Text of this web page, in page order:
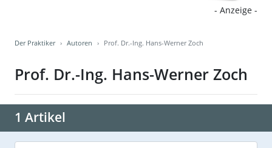
- Anzeige -
Der Praktiker Autoren Prof. Dr.-Ing. Hans-Werner Zoch
Prof. Dr.-Ing. Hans-Werner Zoch
1 Artikel